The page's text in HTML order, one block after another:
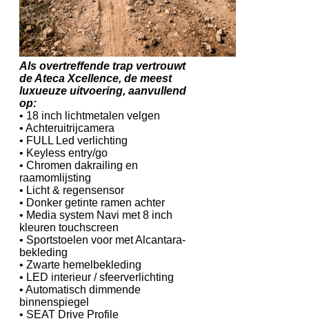
Als overtreffende trap vertrouwt
de Ateca Xcellence, de meest
luxueuze uitvoering, aanvullend
op:
• 18 inch lichtmetalen velgen
• Achteruitrijcamera
• FULL Led verlichting
• Keyless entry/go
• Chromen dakrailing en
raamomlijsting
• Licht & regensensor
• Donker getinte ramen achter
• Media system Navi met 8 inch
kleuren touchscreen
• Sportstoelen voor met Alcantara-
bekleding
• Zwarte hemelbekleding
• LED interieur / sfeerverlichting
• Automatisch dimmende
binnenspiegel
• SEAT Drive Profile